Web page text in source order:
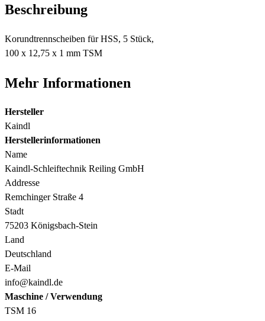
Beschreibung
Korundtrennscheiben für HSS, 5 Stück,
100 x 12,75 x 1 mm TSM
Mehr Informationen
Hersteller
Kaindl
Herstellerinformationen
Name
Kaindl-Schleiftechnik Reiling GmbH
Addresse
Remchinger Straße 4
Stadt
75203 Königsbach-Stein
Land
Deutschland
E-Mail
info@kaindl.de
Maschine / Verwendung
TSM 16